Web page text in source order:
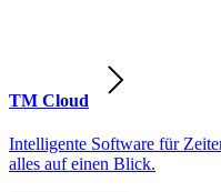
TM Cloud
Intelligente Software für
alles auf einen Blick.